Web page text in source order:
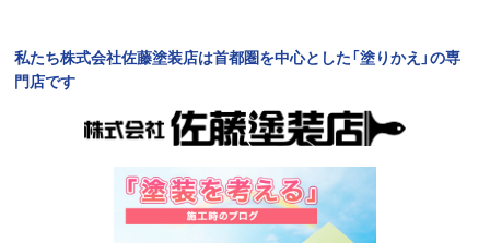
私たち株式会社佐藤塗装店は首都圏を中心とした「塗りかえ」の専
門店です